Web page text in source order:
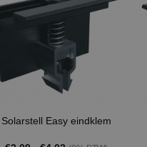
Solarstell Easy eindklem